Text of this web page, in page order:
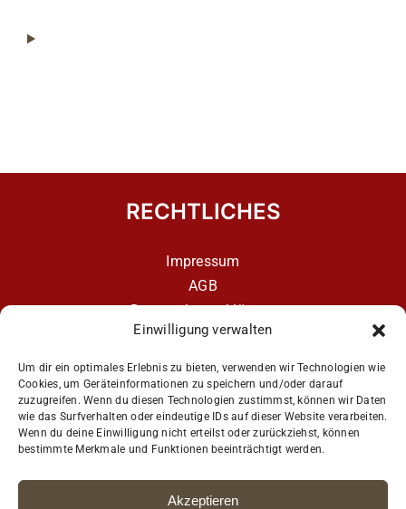
Einwilligung verwalten
Um dir ein optimales Erlebnis zu bieten, verwenden wir Technologien wie
Cookies, um Geräteinformationen zu speichern und/oder darauf
zuzugreifen. Wenn du diesen Technologien zustimmst, können wir Daten
wie das Surfverhalten oder eindeutige IDs auf dieser Website verarbeiten.
Wenn du deine Einwilligung nicht erteilst oder zurückziehst, können
bestimmte Merkmale und Funktionen beeinträchtigt werden.
Akzeptieren
RECHTLICHES
Impressum
AGB
Datenschutzerklärung
Datenschutzerklärung – aCATemy Katzentraining
App
Get Social